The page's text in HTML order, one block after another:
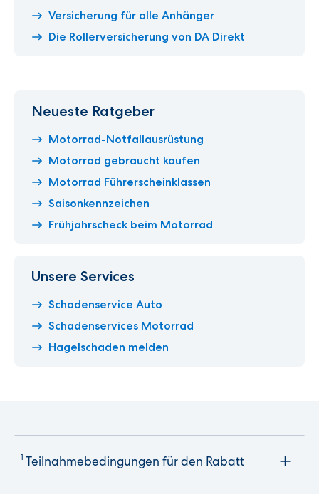
Versicherung für alle Anhänger
Die Rollerversicherung von DA Direkt
Neueste Ratgeber
Motorrad-Notfallausrüstung
Motorrad gebraucht kaufen
Motorrad Führerscheinklassen
Saisonkennzeichen
Frühjahrscheck beim Motorrad
Unsere Services
Schadenservice Auto
Schadenservices Motorrad
Hagelschaden melden
1 Teilnahmebedingungen für den Rabatt